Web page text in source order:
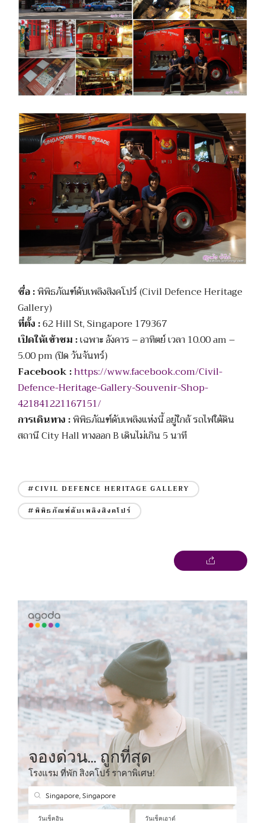
ชื่อ :พิพิธภัณฑ์ดับเพลิงสิงคโปร์ (Civil Defence Heritage
Gallery)
ที่ตั้ง :62 Hill St, Singapore 179367
เปิดให้เข้าชม :เฉพาะ อังคาร – อาทิตย์ เวลา 10.00 am –
5.00 pm (ปิด วันจันทร์)
Facebook :https://www.facebook.com/Civil-
Defence-Heritage-Gallery-Souvenir-Shop-
421841221167151/
การเดินทาง :พิพิธภัณฑ์ดับเพลิงแห่งนี้ อยู่ใกล้ รถไฟใต้ดิน
สถานี City Hall ทางออก B เดินไม่เกิน 5 นาที
#CIVIL DEFENCE HERITAGE GALLERY
#พิพิธภัณฑ์ดับเพลิงสิงคโปร์